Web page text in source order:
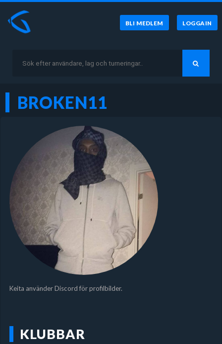
BLI MEDLEM LOGGA IN
BROKEN11
Keita använder Discord för profilbilder.
KLUBBAR